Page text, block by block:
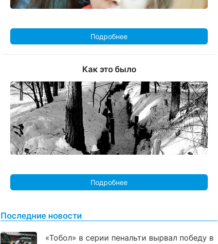
Подробнее
Как это было
Подробнее
Последние новости
«Тобол» в серии пенальти вырвал победу в